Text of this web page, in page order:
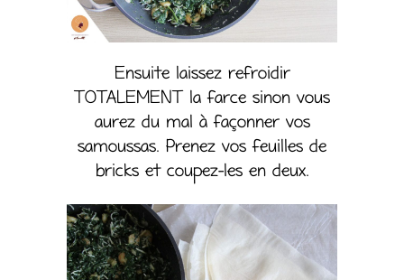
Ensuite laissez refroidir
TOTALEMENT la farce sinon vous
aurez du mal à façonner vos
samoussas. Prenez vos feuilles de
bricks et coupez-les en deux.